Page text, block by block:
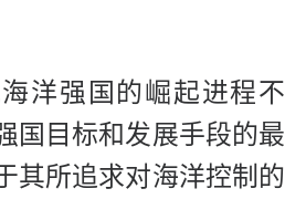
洋强国的崛起进程不
国目标和发展手段的最
其所追求对海洋控制的